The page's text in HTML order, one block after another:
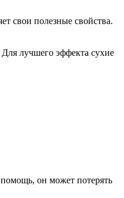
свои полезные свойства.
лучшего эффекта сухие
он может потерять